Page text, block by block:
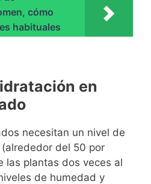
cómo
habituales
en
necesitan un nivel de
del 50 por
las plantas dos veces al
de humedad y